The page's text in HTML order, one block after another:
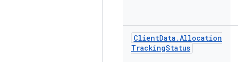
ClientData .Allocation
TrackingStatus